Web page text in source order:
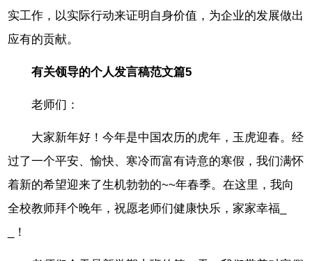
实工作，以实际行动来证明自身价值，为企业的发展做出
应有的贡献。
有关领导的个人发言稿范文篇5
老师们：
大家新年好！今年是中国农历的虎年，玉虎迎春。经
过了一个平安、愉快、寒冷而富有诗意的寒假，我们满怀
着新的希望迎来了生机勃勃的~~年春季。在这里，我向
全校教师拜个晚年，祝愿老师们健康快乐，家家幸福_
_！